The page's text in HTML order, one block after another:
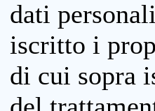
dati
iscritto i
di cui sopra